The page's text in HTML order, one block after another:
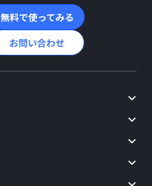
無料で使ってみる
お問い合わせ